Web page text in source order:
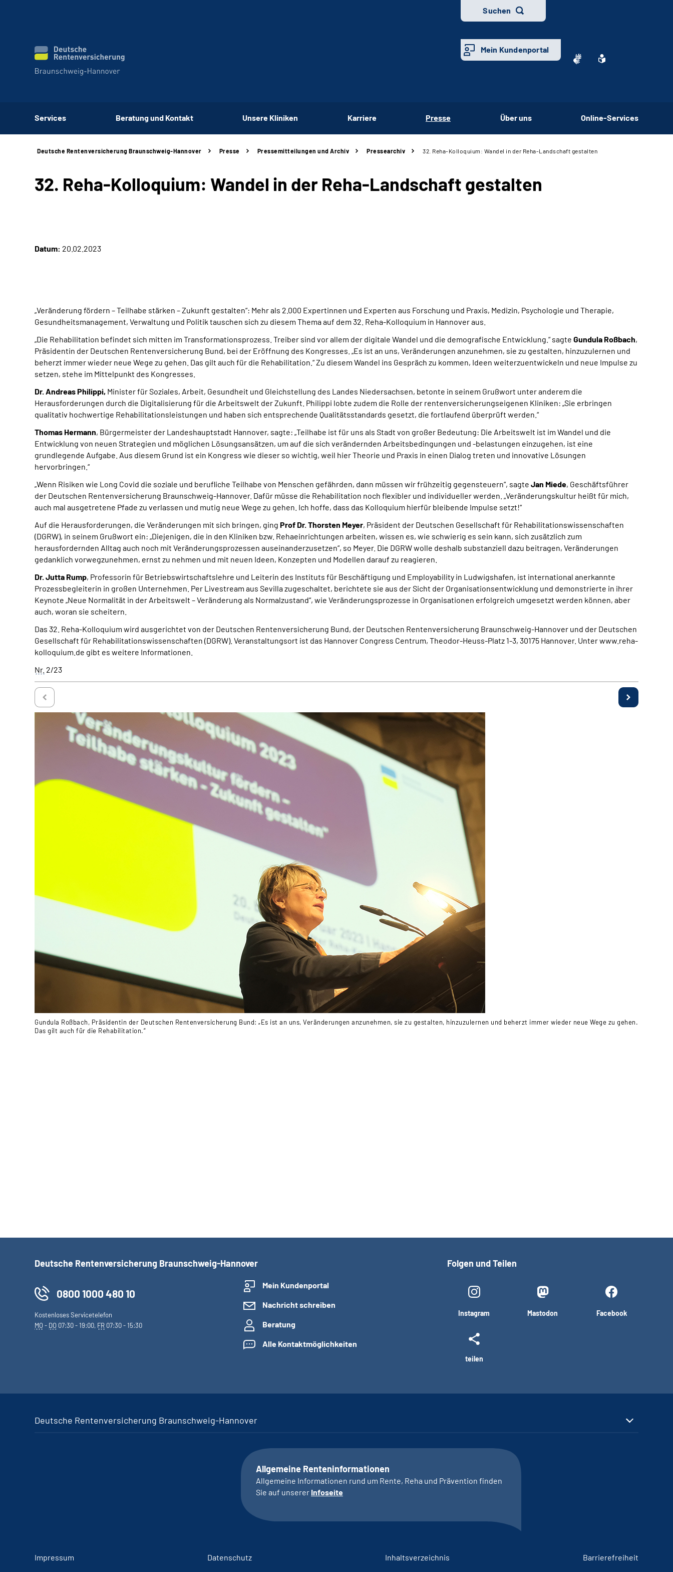
Suchen
Mein Kundenportal
Services Beratung und Kontakt Unsere Kliniken Karriere Presse Über uns Online-Services
Deutsche Rentenversicherung Braunschweig-Hannover Presse Pressemitteilungen und Archiv Pressearchiv 32. Reha-Kolloquium: Wandel in der Reha-Landschaft gestalten
32. Reha-Kolloquium: Wandel in der Reha-Landschaft gestalten
Datum: 20.02.2023
„Veränderung fördern – Teilhabe stärken – Zukunft gestalten“: Mehr als 2.000 Expertinnen und Experten aus Forschung und Praxis, Medizin, Psychologie und Therapie,
Gesundheitsmanagement, Verwaltung und Politik tauschen sich zu diesem Thema auf dem 32. Reha-Kolloquium in Hannover aus.
„Die Rehabilitation befindet sich mitten im Transformationsprozess. Treiber sind vor allem der digitale Wandel und die demografische Entwicklung.“ sagte Gundula Roßbach,
Präsidentin der Deutschen Rentenversicherung Bund, bei der Eröffnung des Kongresses. „Es ist an uns, Veränderungen anzunehmen, sie zu gestalten, hinzuzulernen und
beherzt immer wieder neue Wege zu gehen. Das gilt auch für die Rehabilitation.“ Zu diesem Wandel ins Gespräch zu kommen, Ideen weiterzuentwickeln und neue Impulse zu
setzen, stehe im Mittelpunkt des Kongresses.
Dr. Andreas Philippi, Minister für Soziales, Arbeit, Gesundheit und Gleichstellung des Landes Niedersachsen, betonte in seinem Grußwort unter anderem die
Herausforderungen durch die Digitalisierung für die Arbeitswelt der Zukunft. Philippi lobte zudem die Rolle der rentenversicherungseigenen Kliniken: „Sie erbringen
qualitativ hochwertige Rehabilitationsleistungen und haben sich entsprechende Qualitätsstandards gesetzt, die fortlaufend überprüft werden.“
Thomas Hermann, Bürgermeister der Landeshauptstadt Hannover, sagte: „Teilhabe ist für uns als Stadt von großer Bedeutung: Die Arbeitswelt ist im Wandel und die
Entwicklung von neuen Strategien und möglichen Lösungsansätzen, um auf die sich verändernden Arbeitsbedingungen und -belastungen einzugehen, ist eine
grundlegende Aufgabe. Aus diesem Grund ist ein Kongress wie dieser so wichtig, weil hier Theorie und Praxis in einen Dialog treten und innovative Lösungen
hervorbringen.“
„Wenn Risiken wie Long Covid die soziale und berufliche Teilhabe von Menschen gefährden, dann müssen wir frühzeitig gegensteuern“, sagte Jan Miede, Geschäftsführer
der Deutschen Rentenversicherung Braunschweig-Hannover. Dafür müsse die Rehabilitation noch flexibler und individueller werden. „Veränderungskultur heißt für mich,
auch mal ausgetretene Pfade zu verlassen und mutig neue Wege zu gehen. Ich hoffe, dass das Kolloquium hierfür bleibende Impulse setzt!“
Auf die Herausforderungen, die Veränderungen mit sich bringen, ging Prof Dr. Thorsten Meyer, Präsident der Deutschen Gesellschaft für Rehabilitationswissenschaften
(DGRW), in seinem Grußwort ein: „Diejenigen, die in den Kliniken bzw. Rehaeinrichtungen arbeiten, wissen es, wie schwierig es sein kann, sich zusätzlich zum
herausfordernden Alltag auch noch mit Veränderungsprozessen auseinanderzusetzen“, so Meyer. Die DGRW wolle deshalb substanziell dazu beitragen, Veränderungen
gedanklich vorwegzunehmen, ernst zu nehmen und mit neuen Ideen, Konzepten und Modellen darauf zu reagieren.
Dr. Jutta Rump, Professorin für Betriebswirtschaftslehre und Leiterin des Instituts für Beschäftigung und Employability in Ludwigshafen, ist international anerkannte
Prozessbegleiterin in großen Unternehmen. Per Livestream aus Sevilla zugeschaltet, berichtete sie aus der Sicht der Organisationsentwicklung und demonstrierte in ihrer
Keynote „Neue Normalität in der Arbeitswelt – Veränderung als Normalzustand“, wie Veränderungsprozesse in Organisationen erfolgreich umgesetzt werden können, aber
auch, woran sie scheitern.
Das 32. Reha-Kolloquium wird ausgerichtet von der Deutschen Rentenversicherung Bund, der Deutschen Rentenversicherung Braunschweig-Hannover und der Deutschen
Gesellschaft für Rehabilitationswissenschaften (DGRW). Veranstaltungsort ist das Hannover Congress Centrum, Theodor-Heuss-Platz 1-3, 30175 Hannover. Unter www.reha-
kolloquium.de gibt es weitere Informationen.
Nr. 2/23
Gundula Roßbach, Präsidentin der Deutschen Rentenversicherung Bund: „Es ist an uns, Veränderungen anzunehmen, sie zu gestalten, hinzuzulernen und beherzt immer wieder neue Wege zu gehen.
Das gilt auch für die Rehabilitation.“
Deutsche Rentenversicherung Braunschweig-Hannover
0800 1000 480 10
Kostenloses Servicetelefon
MO- DO 07:30 - 19:00, FR 07:30 - 15:30
Mein Kundenportal
Nachricht schreiben
Beratung
Alle Kontaktmöglichkeiten
Folgen und Teilen
Instagram Mastodon Facebook
teilen
Deutsche Rentenversicherung Braunschweig-Hannover
Allgemeine Renteninformationen
Allgemeine Informationen rund um Rente, Reha und Prävention finden
Sie auf unserer Infoseite
Impressum Datenschutz Inhaltsverzeichnis
Barrierefreiheit